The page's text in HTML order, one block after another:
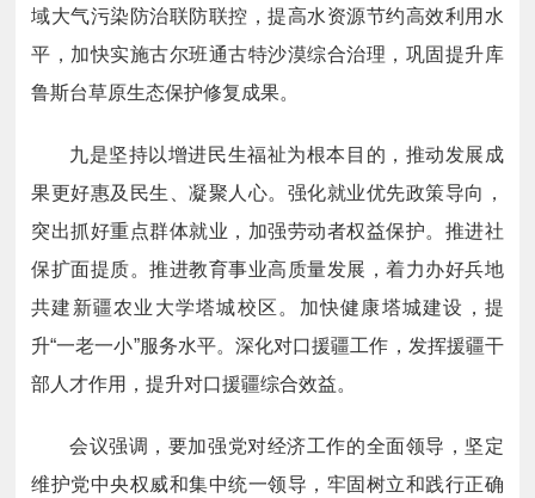
域大气污染防治联防联控，提高水资源节约高效利用水
平，加快实施古尔班通古特沙漠综合治理，巩固提升库
鲁斯台草原生态保护修复成果。
九是坚持以增进民生福祉为根本目的，推动发展成
果更好惠及民生、凝聚人心。强化就业优先政策导向，
突出抓好重点群体就业，加强劳动者权益保护。推进社
保扩面提质。推进教育事业高质量发展，着力办好兵地
共建新疆农业大学塔城校区。加快健康塔城建设，提
升“一老一小”服务水平。深化对口援疆工作，发挥援疆干
部人才作用，提升对口援疆综合效益。
会议强调，要加强党对经济工作的全面领导，坚定
维护党中央权威和集中统一领导，牢固树立和践行正确